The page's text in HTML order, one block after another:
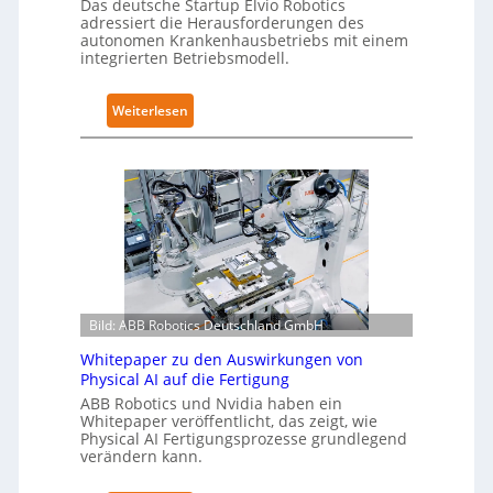
e
r
i
i
i
e
r
u
n
g
n
c
I
E
C
s
e
r
i
e
r
t
g
l
o
b
a
l
e
s
T
r
Das deutsche Startup Elvio Robotics
adressiert die Herausforderungen des
autonomen Krankenhausbetriebs mit einem
integrierten Betriebsmodell.
Weiterlesen
A
t
o
n
o
m
e
L
ö
s
u
n
g
e
Bild: ABB Robotics Deutschland GmbH
Whitepaper zu den Auswirkungen von
Physical AI auf die Fertigung
ABB Robotics und Nvidia haben ein
Whitepaper veröffentlicht, das zeigt, wie
Physical AI Fertigungsprozesse grundlegend
verändern kann.